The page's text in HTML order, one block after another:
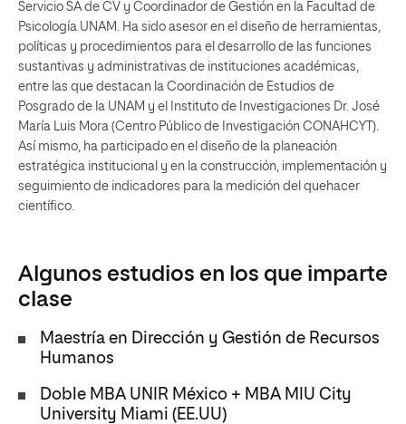
Servicio SA de CV y Coordinador de Gestión en la Facultad de
Psicología UNAM. Ha sido asesor en el diseño de herramientas,
políticas y procedimientos para el desarrollo de las funciones
sustantivas y administrativas de instituciones académicas,
entre las que destacan la Coordinación de Estudios de
Posgrado de la UNAM y el Instituto de Investigaciones Dr. José
María Luis Mora (Centro Público de Investigación CONAHCYT).
Así mismo, ha participado en el diseño de la planeación
estratégica institucional y en la construcción, implementación y
seguimiento de indicadores para la medición del quehacer
científico.
Algunos estudios en los que imparte
clase
Maestría en Dirección y Gestión de Recursos
Humanos
Doble MBA UNIR México + MBA MIU City
University Miami (EE.UU)